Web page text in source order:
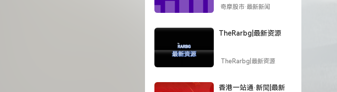
奇摩股市·最新新闻
TheRarbg|最新资源
TheRarbg|最新资源
香港一站通·新聞|最新